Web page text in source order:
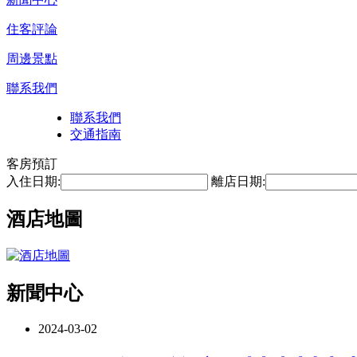
住客評論
周邊景點
聯系我們
聯系我們
交通指南
客房預訂
入住日期:
離店日期:
酒店地圖
新聞中心
2024-03-02